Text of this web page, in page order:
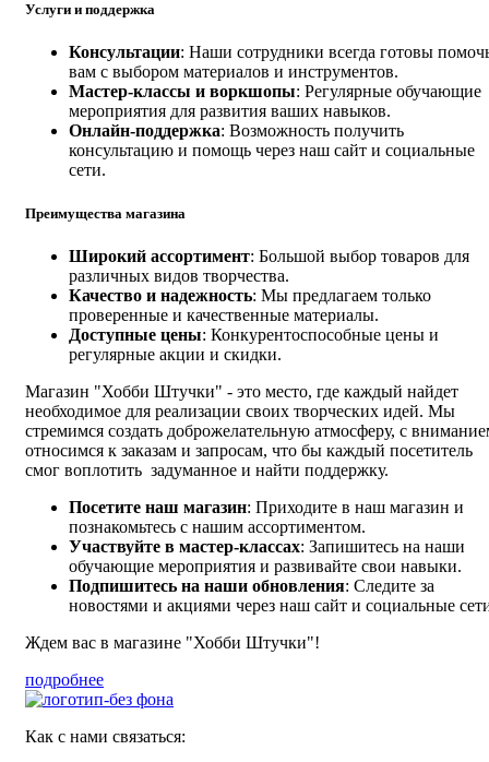
Услуги и поддержка
Консультации: Наши сотрудники всегда готовы
вам с выбором материалов и инструментов.
Мастер-классы и воркшопы: Регулярные обучающие
мероприятия для развития ваших навыков.
Онлайн-поддержка: Возможность получить
консультацию и помощь через наш сайт и социальные
сети.
Преимущества магазина
Широкий ассортимент: Большой выбор товаров для
различных видов творчества.
Качество и надежность: Мы предлагаем только
проверенные и качественные материалы.
Доступные цены: Конкурентоспособные цены и
регулярные акции и скидки.
Магазин "Хобби Штучки" - это место, где каждый найдет
необходимое для реализации своих творческих идей. Мы
стремимся создать доброжелательную атмосферу, с
относимся к заказам и запросам, что бы каждый посетитель
смог воплотить задуманное и найти поддержку.
Посетите наш магазин: Приходите в наш магазин и
познакомьтесь с нашим ассортиментом.
Участвуйте в мастер-классах: Запишитесь на наши
обучающие мероприятия и развивайте свои навыки.
Подпишитесь на наши обновления: Следите за
новостями и акциями через наш сайт и социальные
Ждем вас в магазине "Хобби Штучки"!
подробнее
Как с нами связаться: